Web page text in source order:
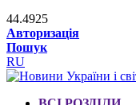
44.4925
Авторизація
Пошук
RU